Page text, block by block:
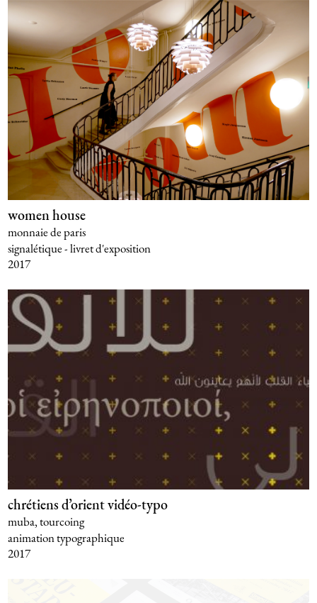
women house
monnaie de paris
signalétique - livret d'exposition
2017
chrétiens d’orient vidéo-typo
muba, tourcoing
animation typographique
2017